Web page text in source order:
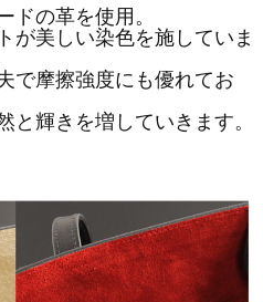
ドの革を使用。
が美しい染色を施していま
で摩擦強度にも優れてお
と輝きを増していきます。